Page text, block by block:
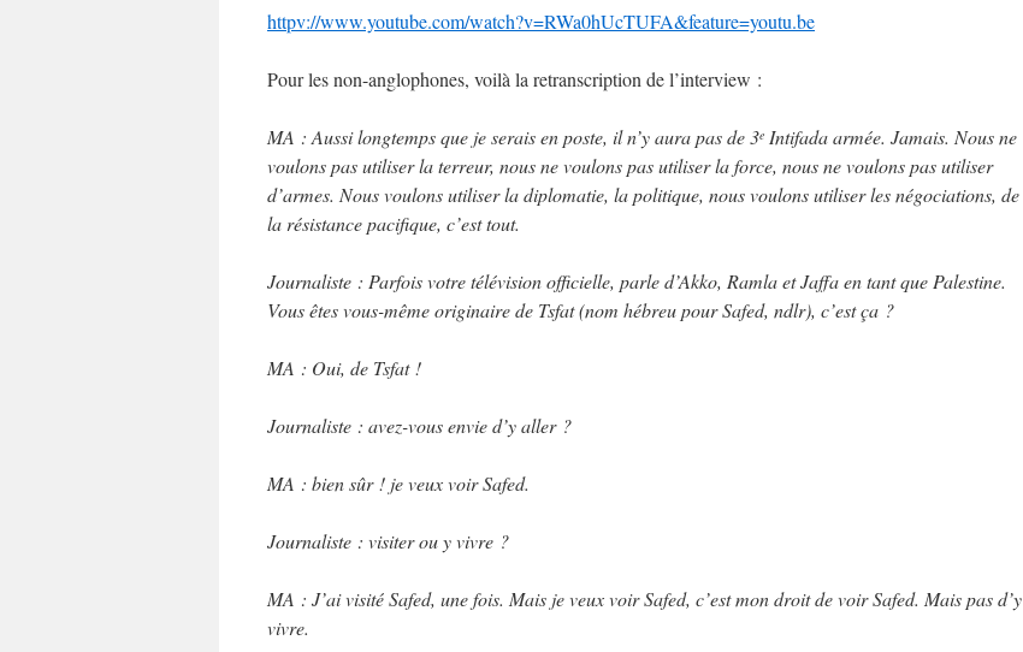
httpv://www.youtube.com/watch?v=RWa0hUcTUFA&feature=youtu.be
Pour les non-anglophones, voilà la retranscription de l’interview :
MA : Aussi longtemps que je serais en poste, il n’y aura pas de 3e Intifada armée. Jamais. Nous ne
voulons pas utiliser la terreur, nous ne voulons pas utiliser la force, nous ne voulons pas utiliser
d’armes. Nous voulons utiliser la diplomatie, la politique, nous voulons utiliser les négociations, de
la résistance pacifique, c’est tout.
Journaliste : Parfois votre télévision officielle, parle d’Akko, Ramla et Jaffa en tant que Palestine.
Vous êtes vous-même originaire de Tsfat (nom hébreu pour Safed, ndlr), c’est ça ?
MA : Oui, de Tsfat !
Journaliste : avez-vous envie d’y aller ?
MA : bien sûr ! je veux voir Safed.
Journaliste : visiter ou y vivre ?
MA : J’ai visité Safed, une fois. Mais je veux voir Safed, c’est mon droit de voir Safed. Mais pas d’y
vivre.